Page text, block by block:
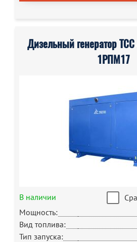
Дизельный генератор
1РПМ17
В наличии
Мощность:
Вид топлива:
Тип запуска: